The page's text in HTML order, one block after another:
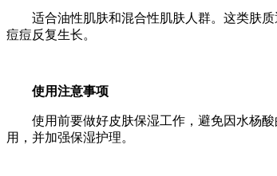
适合油性肌肤和混合性肌肤人群。这类肤质
痘痘反复生长。
使用注意事项
使用前要做好皮肤保湿工作，避免因水杨酸
用，并加强保湿护理。